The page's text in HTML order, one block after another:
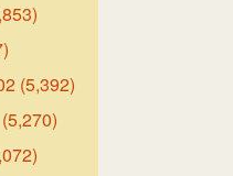
(5,392)
(5,270)